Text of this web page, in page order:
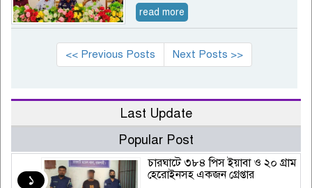
read more
<< Previous Posts Next Posts >>
Last Update
Popular Post
১
চারঘাটে ৩৮৪ পিস ইয়াবা ও ২০ গ্রাম
হেরোইনসহ একজন গ্রেপ্তার